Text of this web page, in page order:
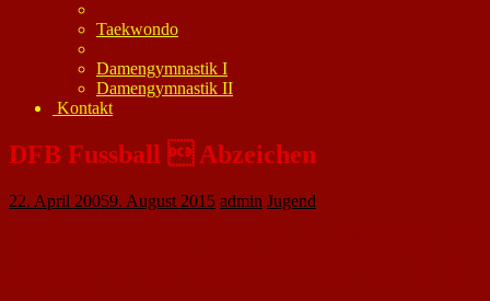
Taekwondo
Damengymnastik I
Damengymnastik II
Kontakt
DFB Fussball  Abzeichen
22. April 20059. August 2015 admin Jugend